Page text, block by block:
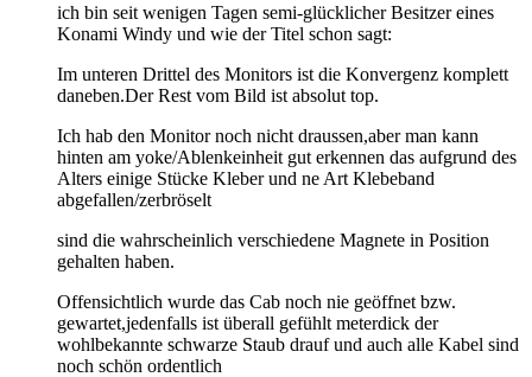
ich bin seit wenigen Tagen semi-glücklicher Besitzer eines
Konami Windy und wie der Titel schon sagt:
Im unteren Drittel des Monitors ist die Konvergenz komplett
daneben.Der Rest vom Bild ist absolut top.
Ich hab den Monitor noch nicht draussen,aber man kann
hinten am yoke/Ablenkeinheit gut erkennen das aufgrund des
Alters einige Stücke Kleber und ne Art Klebeband
abgefallen/zerbröselt
sind die wahrscheinlich verschiedene Magnete in Position
gehalten haben.
Offensichtlich wurde das Cab noch nie geöffnet bzw.
gewartet,jedenfalls ist überall gefühlt meterdick der
wohlbekannte schwarze Staub drauf und auch alle Kabel sind
noch schön ordentlich